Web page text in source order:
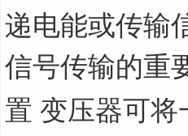
递电能或传输
信号传输的重
置 变压器可